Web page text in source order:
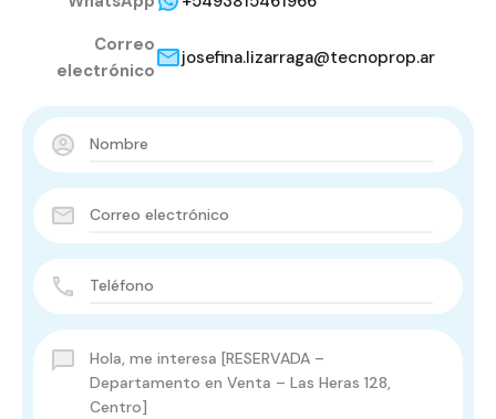
Correo
electrónico
josefina.lizarraga@tecnoprop.ar